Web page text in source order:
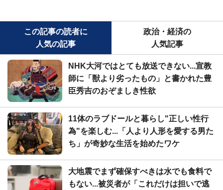
この記事の読者に
人気の記事
政治・経済の
人気記事
NHK大河ではとても放送できない...宣教
師に「獣より劣ったもの」と書かれた豊
臣秀吉のおぞましき性欲
11体のラブドールと暮らし"正しい性行
為"を楽しむ...「人より人形を愛する男た
ち」が奇妙な生活を始めたワケ
大地震でまず確保すべきは水でも食料で
もない...被災者が「これだけは担いで逃